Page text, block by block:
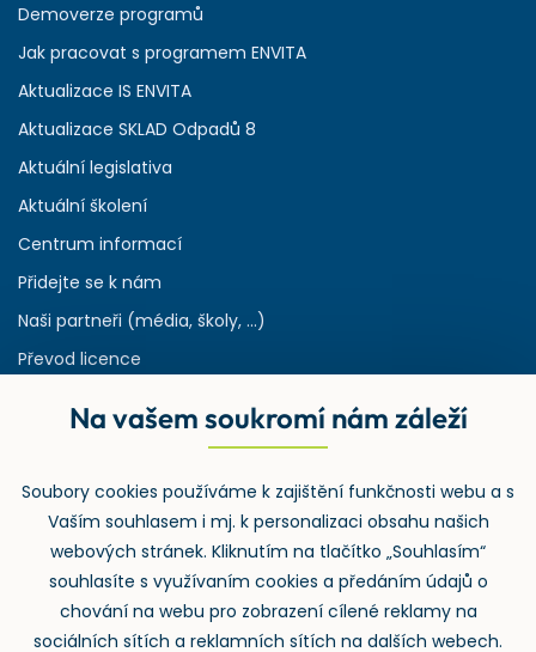
Demoverze programů
Jak pracovat s programem ENVITA
Aktualizace IS ENVITA
Aktualizace SKLAD Odpadů 8
Aktuální legislativa
Aktuální školení
Centrum informací
Přidejte se k nám
Naši partneři (média, školy, ...)
Převod licence
Rejstřík používaných zkratek v odpadech
Zpětný odběr
Na vašem soukromí nám záleží
Soubory cookies používáme k zajištění funkčnosti webu a s
Vaším souhlasem i mj. k personalizaci obsahu našich
webových stránek. Kliknutím na tlačítko „Souhlasím“
souhlasíte s využívaním cookies a předáním údajů o
chování na webu pro zobrazení cílené reklamy na
sociálních sítích a reklamních sítích na dalších webech.